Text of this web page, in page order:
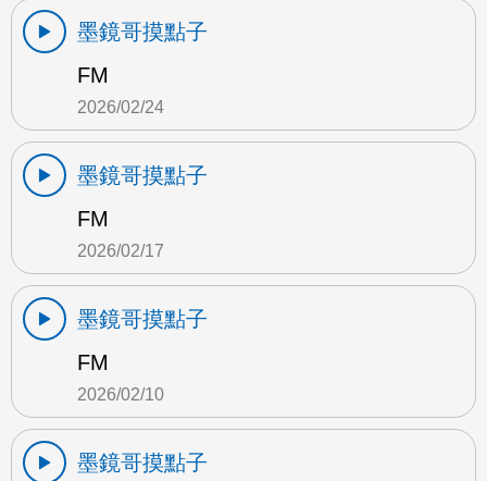
墨鏡哥摸點子
FM
2026/02/24
墨鏡哥摸點子
FM
2026/02/17
墨鏡哥摸點子
FM
2026/02/10
墨鏡哥摸點子